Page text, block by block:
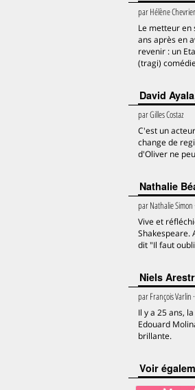
parHélène Chevrier
Le metteur en
ans après en
revenir : un
(tragi)
David
parGilles Costaz
C'est un
change de
d'Oliver ne
Nathalie
parNathalie Simon
Vive et
Shakespeare.
dit "Il faut
Niels
parFrançois Varlin
Il y a 25 ans,
Edouard
brillante.
voir